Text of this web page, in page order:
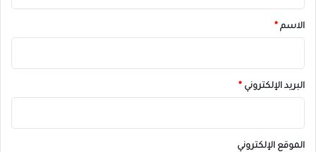
*
الاسم *
البريد الإلكتروني *
الموقع الإلكتروني